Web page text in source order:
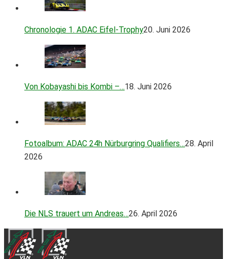
Chronologie 1. ADAC Eifel-Trophy20. Juni 2026
Von Kobayashi bis Kombi –…18. Juni 2026
Fotoalbum: ADAC 24h Nürburgring Qualifiers…28. April
2026
Die NLS trauert um Andreas…26. April 2026